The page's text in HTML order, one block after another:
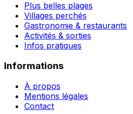
Plus belles plages
Villages perchés
Gastronomie & restaurants
Activités & sorties
Infos pratiques
Informations
À propos
Mentions légales
Contact